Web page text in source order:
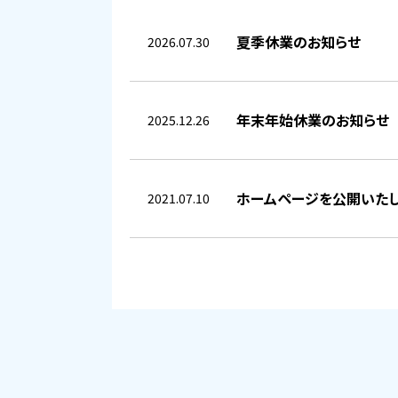
2026.07.30 夏季休業のお知らせ
2025.12.26 年末年始休業のお知らせ
2021.07.10 ホームページを公開いた